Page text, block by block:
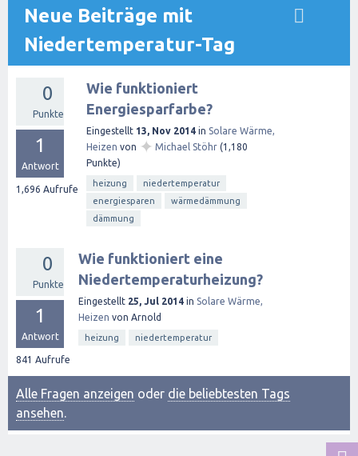
Neue Beiträge mit
Niedertemperatur-Tag
0
Punkte
1
Antwort
1,696 Aufrufe
Wie funktioniert
Energiesparfarbe?
Eingestellt 13, Nov 2014 in Solare Wärme,
Heizen von ✦ Michael Stöhr (1,180
Punkte)
heizung
niedertemperatur
energiesparen
wärmedämmung
dämmung
0
Punkte
1
Antwort
841 Aufrufe
Wie funktioniert eine
Niedertemperaturheizung?
Eingestellt 25, Jul 2014 in Solare Wärme,
Heizen von Arnold
heizung niedertemperatur
Alle Fragen anzeigen oder die beliebtesten Tags
ansehen.